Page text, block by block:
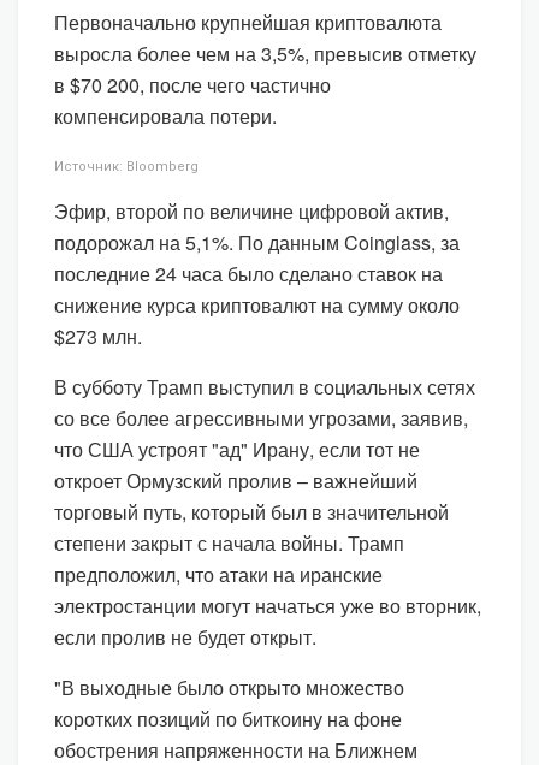
Первоначально крупнейшая криптовалюта
выросла более чем на 3,5%, превысив отметку
в $70 200, после чего частично
компенсировала потери.
Источник: Bloomberg
Эфир, второй по величине цифровой актив,
подорожал на 5,1%. По данным Coinglass, за
последние 24 часа было сделано ставок на
снижение курса криптовалют на сумму около
$273 млн.
В субботу Трамп выступил в социальных сетях
со все более агрессивными угрозами, заявив,
что США устроят "ад" Ирану, если тот не
откроет Ормузский пролив – важнейший
торговый путь, который был в значительной
степени закрыт с начала войны. Трамп
предположил, что атаки на иранские
электростанции могут начаться уже во вторник,
если пролив не будет открыт.
"В выходные было открыто множество
коротких позиций по биткоину на фоне
обострения напряженности на Ближнем